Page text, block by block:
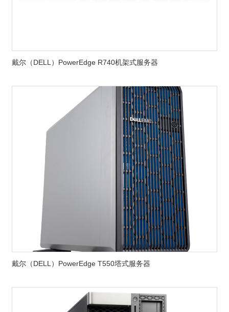
戴尔（DELL）PowerEdge R740机架式服务器
戴尔（DELL）PowerEdge T550塔式服务器